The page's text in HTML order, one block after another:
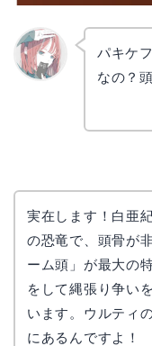
パキケ
なの？
実在します！白亜
の恐竜で、頭骨が
ーム頭」が最大の
をして縄張り争い
います。ウルティ
にあるんですよ！